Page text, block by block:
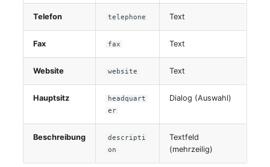
Telefon telephone Text
Fax fax Text
Website website Text
Hauptsitz
headquart
er
Dialog (Auswahl)
Beschreibung
descripti
on
Textfeld
(mehrzeilig)